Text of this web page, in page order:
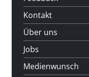
Kontakt
Über uns
Jobs
Medienwunsch